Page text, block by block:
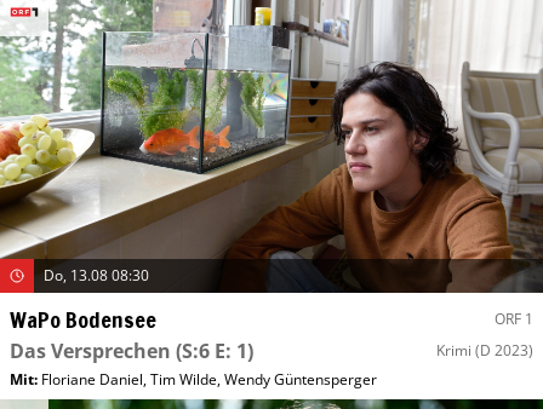
Do, 13.08 08:30
WaPo Bodensee ORF 1
Das Versprechen (S:6 E: 1) Krimi (D 2023)
Mit: Floriane Daniel,Tim Wilde,Wendy Güntensperger